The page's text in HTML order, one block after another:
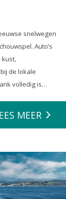
snelwegen
Auto’s
kust,
de lokale
volledig is
dat ze alles
MEER